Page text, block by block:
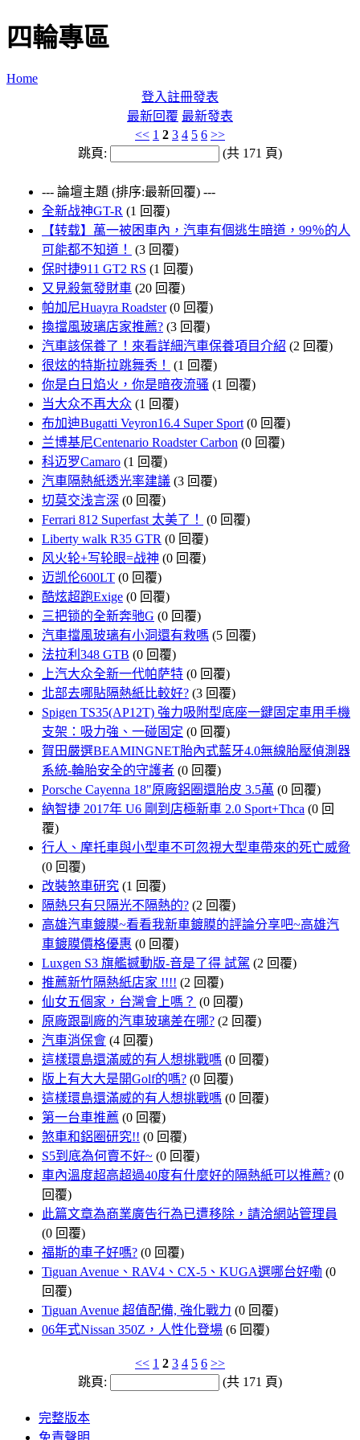
四輪專區
Home
登入註冊發表
最新回覆 最新發表
<< 1 2 3 4 5 6 >>
跳頁:
(共 171 頁)
--- 論壇主題 (排序:最新回覆) ---
全新战神GT-R (1 回覆)
【转载】萬一被困車內，汽車有個逃生暗道，99％的人
可能都不知道！
(3 回覆)
保时捷911 GT2 RS (1 回覆)
又見殺氣發財車 (20 回覆)
帕加尼Huayra Roadster (0 回覆)
換擋風玻璃店家推薦? (3 回覆)
汽車該保養了！來看詳細汽車保養項目介紹 (2 回覆)
很炫的特斯拉跳舞秀！
(1 回覆)
你是白日焰火，你是暗夜流骚 (1 回覆)
当大众不再大众 (1 回覆)
布加迪Bugatti Veyron16.4 Super Sport (0 回覆)
兰博基尼Centenario Roadster Carbon (0 回覆)
科迈罗Camaro (1 回覆)
汽車隔熱紙透光率建議 (3 回覆)
切莫交浅言深 (0 回覆)
Ferrari 812 Superfast 太美了！
(0 回覆)
Liberty walk R35 GTR (0 回覆)
风火轮+写轮眼=战神 (0 回覆)
迈凯伦600LT (0 回覆)
酷炫超跑Exige (0 回覆)
三把锁的全新奔驰G (0 回覆)
汽車擋風玻璃有小洞還有救嗎 (5 回覆)
法拉利348 GTB (0 回覆)
上汽大众全新一代帕萨特 (0 回覆)
北部去哪貼隔熱紙比較好? (3 回覆)
Spigen TS35(AP12T) 強力吸附型底座一鍵固定車用手機
支架：吸力強、一碰固定 (0 回覆)
賀田嚴選BEAMINGNET胎內式藍牙4.0無線胎壓偵測器
系統-輪胎安全的守護者 (0 回覆)
Porsche Cayenna 18"原廠鋁圈還胎皮 3.5萬 (0 回覆)
納智捷 2017年 U6 剛到店極新車 2.0 Sport+Thca (0 回
覆)
行人、摩托車與小型車不可忽視大型車帶來的死亡威脅
(0 回覆)
改裝煞車研究 (1 回覆)
隔熱只有只隔光不隔熱的? (2 回覆)
高雄汽車鍍膜~看看我新車鍍膜的評論分享吧~高雄汽
車鍍膜價格優惠 (0 回覆)
Luxgen S3 旗艦撼動版-音是了得 試駕 (2 回覆)
推薦新竹隔熱紙店家 !!!! (2 回覆)
仙女五個家，台灣會上嗎？ (0 回覆)
原廠跟副廠的汽車玻璃差在哪? (2 回覆)
汽車消保會 (4 回覆)
這樣環島還滿威的有人想挑戰嗎 (0 回覆)
版上有大大是開Golf的嗎? (0 回覆)
這樣環島還滿威的有人想挑戰嗎 (0 回覆)
第一台車推薦 (0 回覆)
煞車和鋁圈研究!! (0 回覆)
S5到底為何賣不好~ (0 回覆)
車內溫度超高超過40度有什麼好的隔熱紙可以推薦? (0
回覆)
此篇文章為商業廣告行為已遭移除，請洽網站管理員
(0 回覆)
福斯的車子好嗎? (0 回覆)
Tiguan Avenue、RAV4、CX-5、KUGA選哪台好嘞 (0
回覆)
Tiguan Avenue 超值配備, 強化戰力 (0 回覆)
06年式Nissan 350Z，人性化登場 (6 回覆)
<< 1 2 3 4 5 6 >>
跳頁:
(共 171 頁)
完整版本
免責聲明